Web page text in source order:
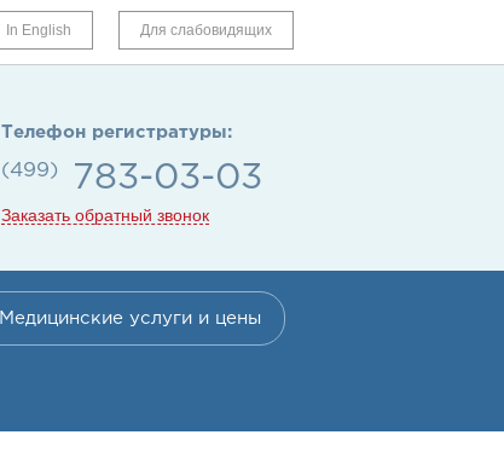
In English Для слабовидящих
Телефон регистратуры:
(499) 783-03-03
Заказать обратный звонок
Медицинские услуги и цены